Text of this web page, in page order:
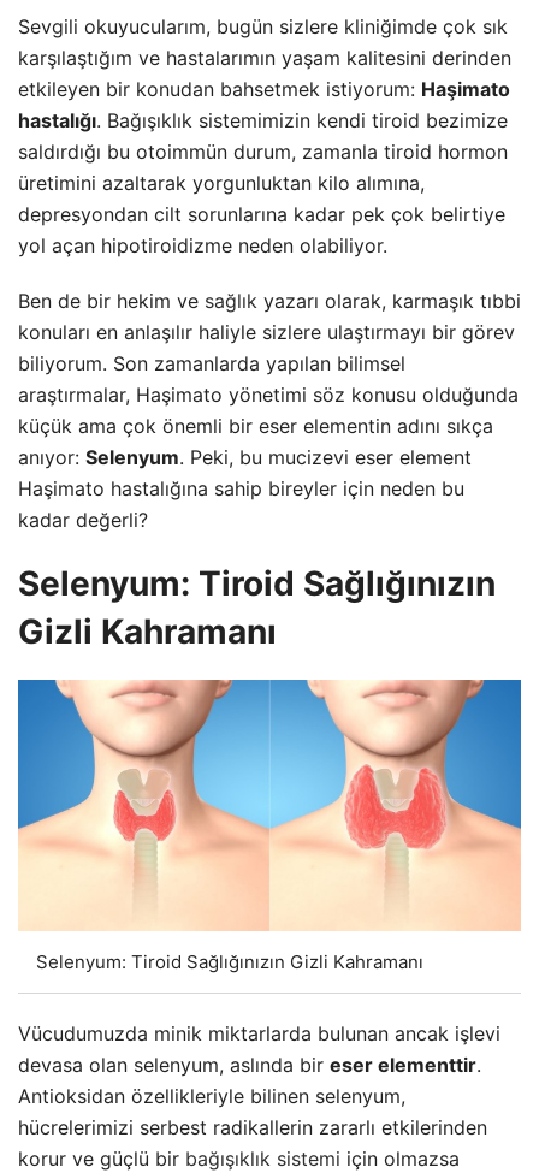
Sevgili okuyucularım, bugün sizlere kliniğimde çok sık
karşılaştığım ve hastalarımın yaşam kalitesini derinden
etkileyen bir konudan bahsetmek istiyorum: Haşimato
hastalığı. Bağışıklık sistemimizin kendi tiroid bezimize
saldırdığı bu otoimmün durum, zamanla tiroid hormon
üretimini azaltarak yorgunluktan kilo alımına,
depresyondan cilt sorunlarına kadar pek çok belirtiye
yol açan hipotiroidizme neden olabiliyor.
Ben de bir hekim ve sağlık yazarı olarak, karmaşık tıbbi
konuları en anlaşılır haliyle sizlere ulaştırmayı bir görev
biliyorum. Son zamanlarda yapılan bilimsel
araştırmalar, Haşimato yönetimi söz konusu olduğunda
küçük ama çok önemli bir eser elementin adını sıkça
anıyor: Selenyum. Peki, bu mucizevi eser element
Haşimato hastalığına sahip bireyler için neden bu
kadar değerli?
Selenyum: Tiroid Sağlığınızın
Gizli Kahramanı
Selenyum: Tiroid Sağlığınızın Gizli Kahramanı
Vücudumuzda minik miktarlarda bulunan ancak işlevi
devasa olan selenyum, aslında bir eser elementtir.
Antioksidan özellikleriyle bilinen selenyum,
hücrelerimizi serbest radikallerin zararlı etkilerinden
korur ve güçlü bir bağışıklık sistemi için olmazsa